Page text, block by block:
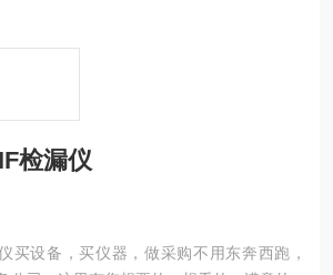
检漏仪
买设备，买仪器，做采购不用东奔西跑，